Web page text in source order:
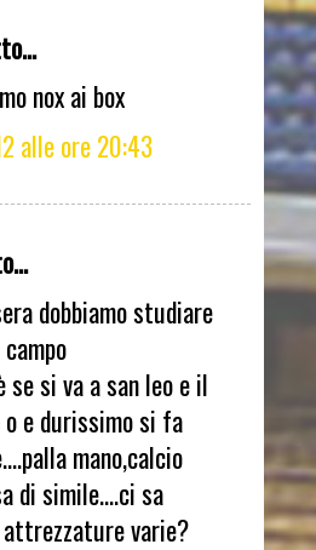
nox ai box
alle ore 20:43
dobbiamo studiare
se si va a san leo e il
e durissimo si fa
mano,calcio
di simile....ci sa
varie?